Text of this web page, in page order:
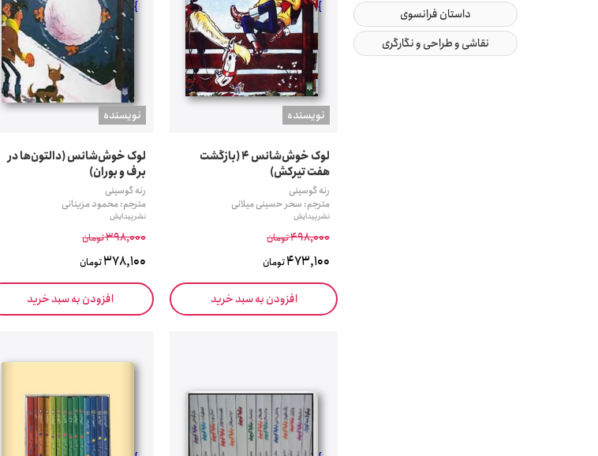
داستان فرانسوی
نقاشی و طراحی و نگارگری
نويسنده
}
لوک خوش‌شانس 4 (بازگشت
هفت تیرکش)
رنه گوسینی
مترجم: سحر حسینی میلانی
نشر پیدایش
498,000تومان
473,100تومان
افزودن به سبد خرید
نويسنده
}
لوک خوش‌شانس (دالتون‌ها در
برف و بوران)
رنه گوسینی
مترجم: محمود مزینانی
نشر پیدایش
398,000تومان
378,100تومان
افزودن به سبد خرید